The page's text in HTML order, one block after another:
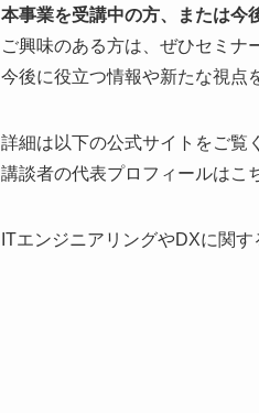
本事業を受講中の方、または今
ご興味のある方は、ぜひセミナ
今後に役立つ情報や新たな視点
詳細は以下の公式サイトをご覧
講談者の代表プロフィールはこ
ITエンジニアリングやDXに関